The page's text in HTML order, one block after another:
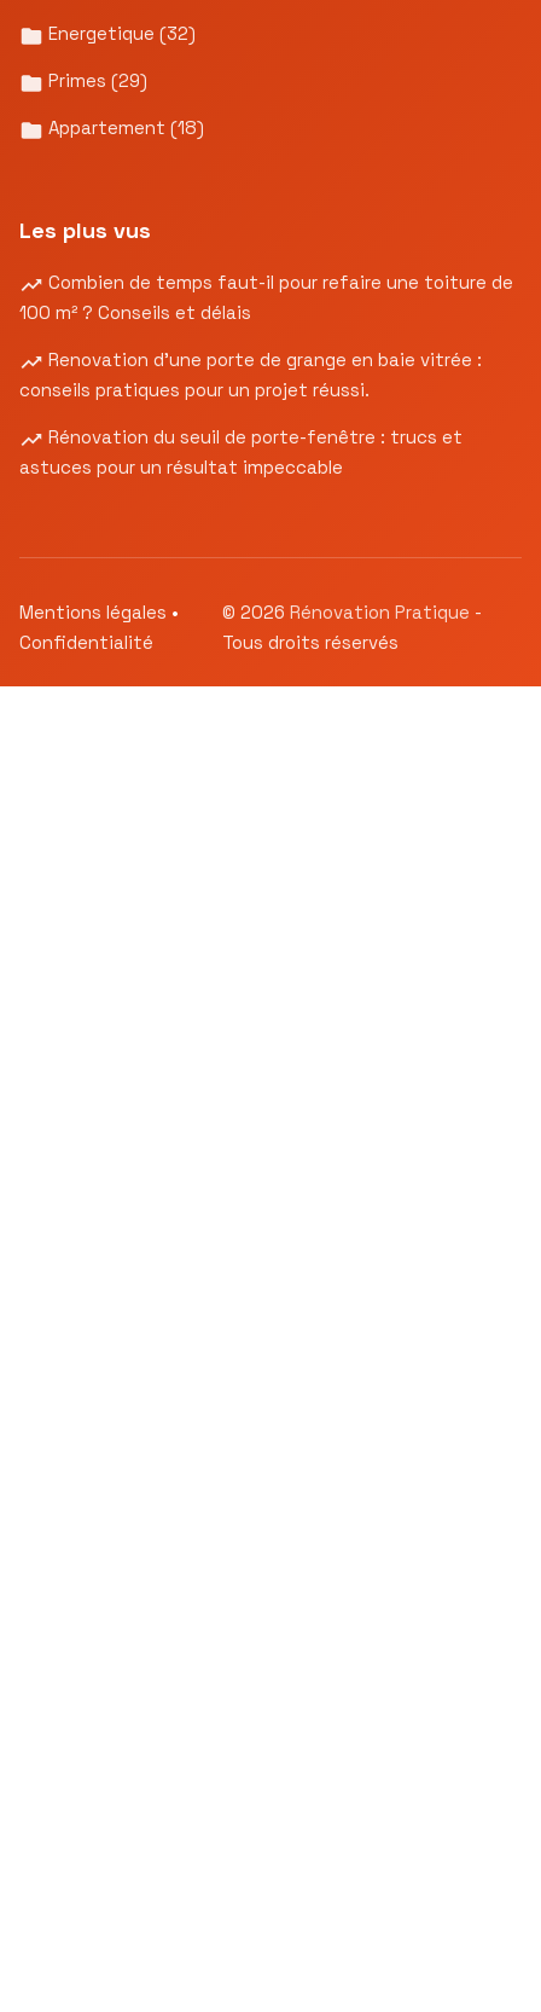
Energetique (32)
Primes (29)
Appartement (18)
Les plus vus
Combien de temps faut-il pour refaire une toiture de
100 m² ? Conseils et délais
Renovation d’une porte de grange en baie vitrée :
conseils pratiques pour un projet réussi.
Rénovation du seuil de porte-fenêtre : trucs et
astuces pour un résultat impeccable
Mentions légales •
Confidentialité
© 2026 Rénovation Pratique -
Tous droits réservés